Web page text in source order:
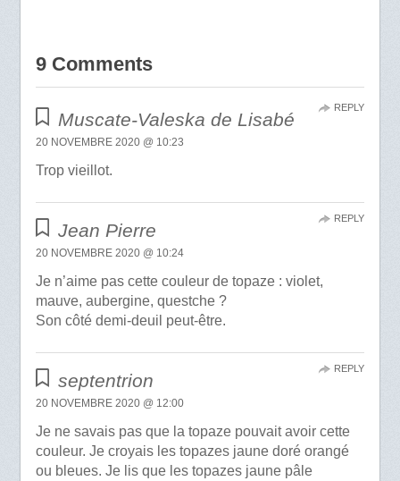
9 Comments
Muscate-Valeska de Lisabé
20 NOVEMBRE 2020 @ 10:23
Trop vieillot.
REPLY
Jean Pierre
20 NOVEMBRE 2020 @ 10:24
Je n’aime pas cette couleur de topaze : violet,
mauve, aubergine, questche ?
Son côté demi-deuil peut-être.
REPLY
septentrion
20 NOVEMBRE 2020 @ 12:00
Je ne savais pas que la topaze pouvait avoir cette
couleur. Je croyais les topazes jaune doré orangé
ou bleues. Je lis que les topazes jaune pâle
REPLY